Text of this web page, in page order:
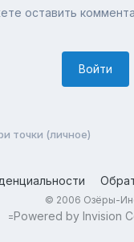
оставить
Войти
точки (личное)
© 2006 Озёры-
=Powered by Invision